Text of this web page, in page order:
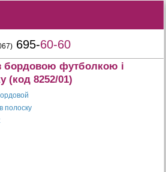
695-60-60
бордовою футболкою і
(код 8252/01)